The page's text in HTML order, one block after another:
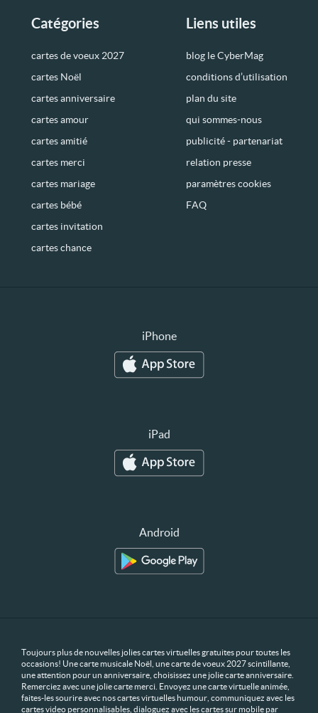
Catégories
cartes de voeux 2027
cartes Noël
cartes anniversaire
cartes amour
cartes amitié
cartes merci
cartes mariage
cartes bébé
cartes invitation
cartes chance
Liens utiles
blog le CyberMag
conditions d’utilisation
plan du site
qui sommes-nous
publicité - partenariat
relation presse
paramètres cookies
FAQ
iPhone
iPad
Android
Toujours plus de nouvelles jolies cartes virtuelles gratuites pour toutes les
occasions! Une carte musicale Noël, une carte de voeux 2027 scintillante,
une attention pour un anniversaire, choisissez une jolie carte anniversaire.
Remerciez avec une jolie carte merci. Envoyez une carte virtuelle animée,
faites-les sourire avec nos cartes virtuelles humour, communiquez avec les
cartes video personnalisables, dialoguez avec les cartes sur mobile par